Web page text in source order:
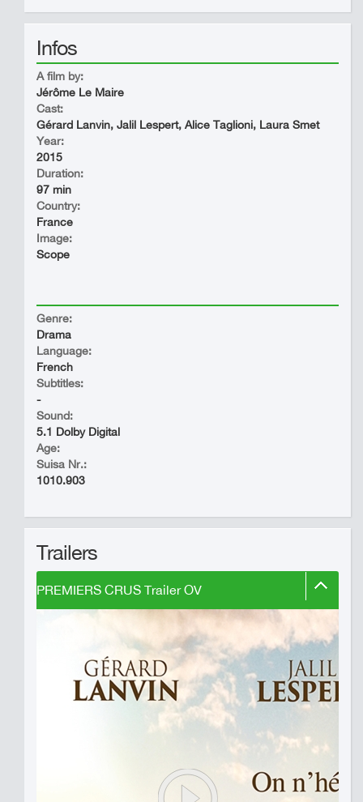
Infos
A film by:
Jérôme Le Maire
Cast:
Gérard Lanvin, Jalil Lespert, Alice Taglioni, Laura Smet
Year:
2015
Duration:
97 min
Country:
France
Image:
Scope
Genre:
Drama
Language:
French
Subtitles:
-
Sound:
5.1 Dolby Digital
Age:
Suisa Nr.:
1010.903
Trailers
PREMIERS CRUS Trailer OV